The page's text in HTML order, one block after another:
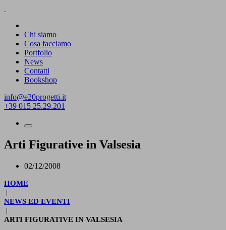
Chi siamo
Cosa facciamo
Portfolio
News
Contatti
Bookshop
info@e20progetti.it
+39 015 25.29.201
Arti Figurative in Valsesia
02/12/2008
HOME
|
NEWS ED EVENTI
|
ARTI FIGURATIVE IN VALSESIA